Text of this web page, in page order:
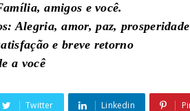
amigos e você.
Alegria, amor, paz, prosperidade
e breve retorno
a você
Twitter Linkedin